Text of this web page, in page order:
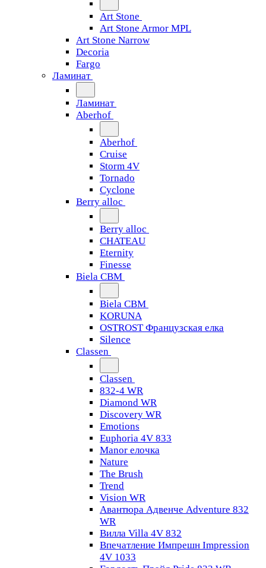
Art Stone
Art Stone Armor MPL
Art Stone Narrow
Decoria
Fargo
Ламинат
Ламинат
Aberhof
Aberhof
Cruise
Storm 4V
Tornado
Сyclone
Berry alloc
Berry alloc
CHATEAU
Eternity
Finesse
Biela CBM
Biela CBM
KORUNA
OSTROST Французская елка
Silence
Classen
Classen
832-4 WR
Diamond WR
Discovery WR
Emotions
Euphoria 4V 833
Manor елочка
Nature
The Brush
Trend
Vision WR
Авантюра Адвенче Adventure 832
WR
Вилла Villa 4V 832
Впечатление Импрешн Impression
4V 1033